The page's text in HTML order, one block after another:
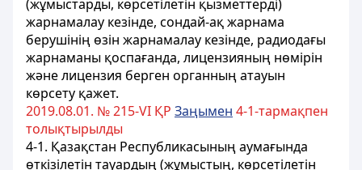
(жұмыстарды, көрсетiлетiн қызметтердi)
жарнамалау кезiнде, сондай-ақ жарнама
берушiнiң өзiн жарнамалау кезiнде, радиодағы
жарнаманы қоспағанда, лицензияның нөмiрiн
және лицензия берген органның атауын
көрсету қажет.
2019.08.01. № 215-VІ ҚР Заңымен 4-1-тармақпен
толықтырылды
4-1. Қазақстан Республикасының аумағында
өткізілетін тауардың (жұмыстың, көрсетілетін